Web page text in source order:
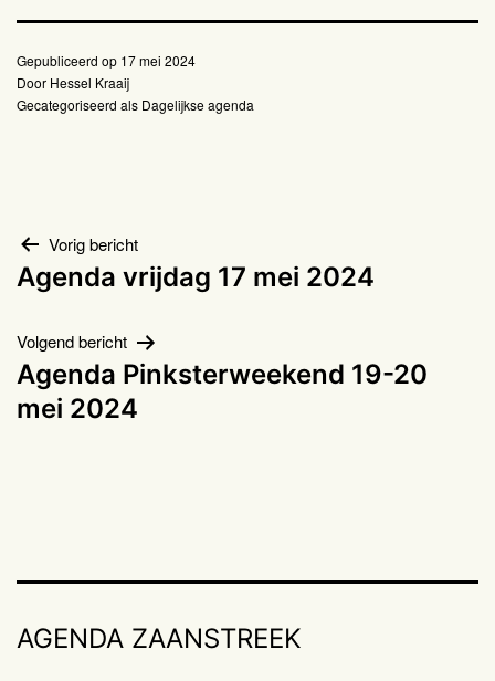
Gepubliceerd op 17 mei 2024
Door Hessel Kraaij
Gecategoriseerd als Dagelijkse agenda
Bericht
navigatie
Vorig bericht
Agenda vrijdag 17 mei 2024
Volgend bericht
Agenda Pinksterweekend 19-20
mei 2024
AGENDA ZAANSTREEK